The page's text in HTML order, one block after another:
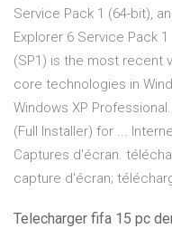
Service Pack 1 (64-bit),
Explorer 6 Service Pack
(SP1) is the most recent
core technologies in
Windows XP
(Full Installer) for ...
Captures d'écran.
capture d'écran;
Telecharger fifa 15 pc